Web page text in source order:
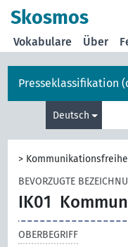
Skosmos
Vokabulare Über
Presseklassifikation
Deutsch
>
BEVORZUGTE
IK01
OBERBEGRIFF